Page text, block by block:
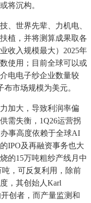
将沉构。
世界先辈、力机电、
植，并将测算成果取各
收入规模最大）2025年
使用；目前全球可以或
电电子纱企业数量较
市场规模为美元。
加大，导致利润率偏
需失衡，1Q26运营拐
事高度依赖于全球AI
IPO及再融资事务也大
的15万吨粗纱产线月中
，可反复利用，除前
，其创始人Karl
开创者，而产量监测和